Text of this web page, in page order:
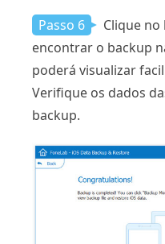
Passo 6
Clique
encontrar o backup
poderá visualizar
Verifique os dados
backup.